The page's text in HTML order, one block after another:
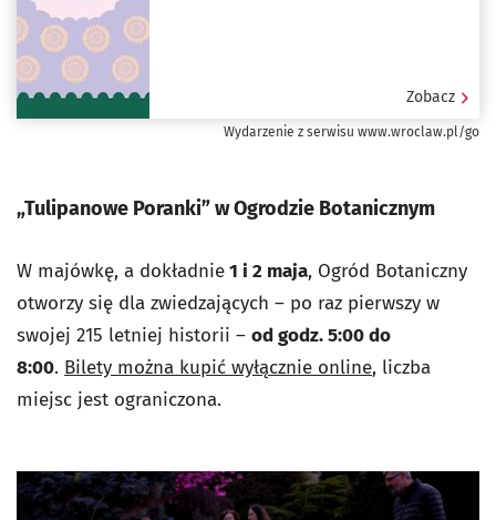
Zobacz
Wydarzenie z serwisu www.wroclaw.pl/go
„Tulipanowe Poranki” w Ogrodzie Botanicznym
W majówkę, a dokładnie1 i 2 maja, Ogród Botaniczny
otworzy się dla zwiedzających – po raz pierwszy w
swojej 215 letniej historii – od godz. 5:00 do
8:00. Bilety można kupić wyłącznie online, liczba
miejsc jest ograniczona.